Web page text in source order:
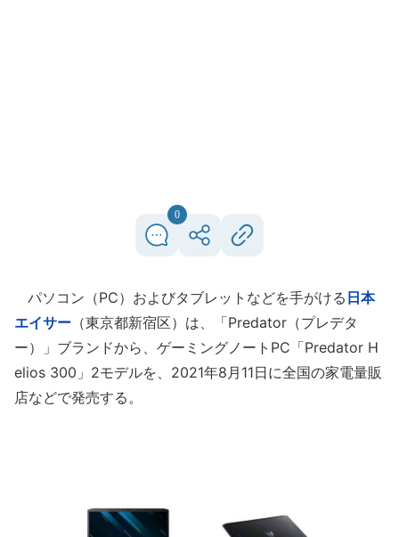
0
パソコン（PC）およびタブレットなどを手がける 日本
エイサー （東京都新宿区）は、「Predator（プレデタ
ー）」ブランドから、ゲーミングノートPC「Predator H
elios 300」2モデルを、2021年8月11日に全国の家電量販
店などで発売する。